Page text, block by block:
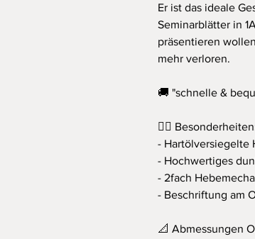
Er ist das ideale
Seminarblätter in
präsentieren
mehr verloren.
🚚 "schnelle &
👍🏻
- Hartölversiegelte
- Hochwertiges
- 2fach
- Beschriftung am
📐 Abmessungen